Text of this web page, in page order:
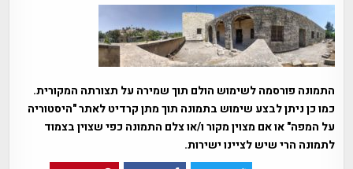
התמונה פורסמה לשימוש הולם תוך שמירה על תצורתה המקורית.
כמו כן ניתן לבצע שימוש בתמונה תוך מתן קרדיט לאתר "היסטוריה
על המפה" או אם מצוין מקור ו/או צלם התמונה כפי שצוין בצמוד
לתמונה הרי שיש לציינו ישירות.